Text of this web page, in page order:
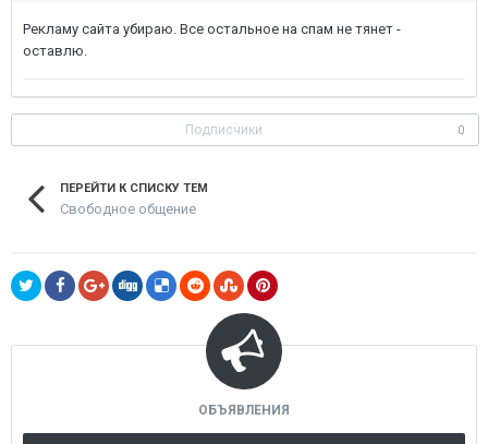
Рекламу сайта убираю. Все остальное на спам не тянет -
оставлю.
Подписчики 0
ПЕРЕЙТИ К СПИСКУ ТЕМ
Свободное общение
ОБЪЯВЛЕНИЯ